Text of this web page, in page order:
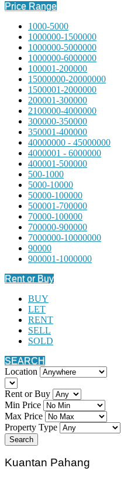
Price Range
1000-5000
1000000-1500000
1000000-5000000
1000000-6000000
100001-200000
15000000-20000000
1500001-2000000
200001-300000
2100000-4000000
300000-350000
350001-400000
40000000 - 45000000
4000001 - 6000000
400001-500000
500-1000
5000-10000
50000-100000
500001-700000
70000-100000
700000-900000
7000000-10000000
90000
900001-1000000
Rent or Buy
BUY
LET
RENT
SELL
SOLD
SEARCH
Location
Rent or Buy
Min Price
Max Price
Property Type
Search
Kuantan Pahang